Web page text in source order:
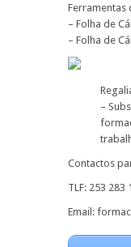
Ferramentas
– Folha de
– Folha de
–
Contactos
TLF: 253 283
Email: